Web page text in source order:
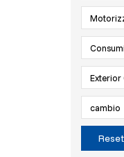
Consumi
Exterior
cambio
Reset